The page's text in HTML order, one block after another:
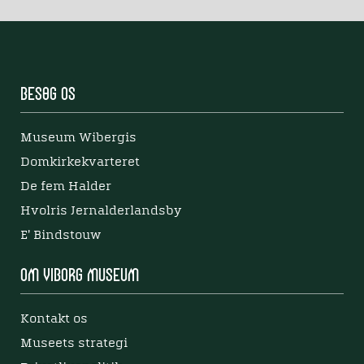
Besøg os
Museum Wibergis
Domkirkekvarteret
De fem Halder
Hvolris Jernalderlandsby
E' Bindstouw
Om Viborg Museum
Kontakt os
Museets strategi